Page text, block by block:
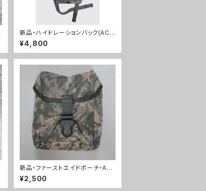
新品・ハイドレーションバック(AC
U)(A0062)
¥4,800
新品・ファーストエイドポーチ・AC
U(A0063)
¥2,500